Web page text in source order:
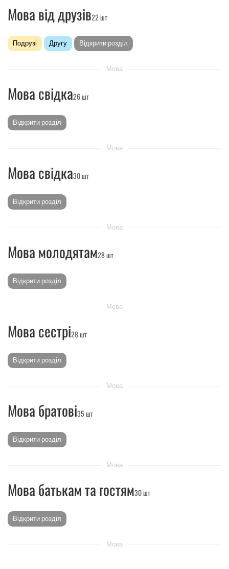
Мова від друзів22 шт
Подрузі Другу Відкрити розділ
Мова
Мова свідка26 шт
Відкрити розділ
Мова
Мова свідка30 шт
Відкрити розділ
Мова
Мова молодятам28 шт
Відкрити розділ
Мова
Мова сестрі28 шт
Відкрити розділ
Мова
Мова братові35 шт
Відкрити розділ
Мова
Мова батькам та гостям30 шт
Відкрити розділ
Мова